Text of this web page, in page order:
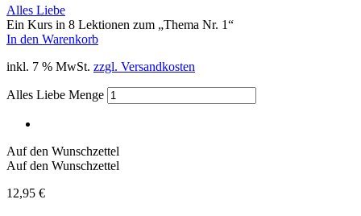
Alles Liebe
Ein Kurs in 8 Lektionen zum „Thema Nr. 1“
In den Warenkorb
inkl. 7 % MwSt. zzgl. Versandkosten
Alles Liebe Menge
Auf den Wunschzettel
Auf den Wunschzettel
12,95 €